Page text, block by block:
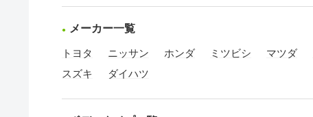
メーカー一覧
トヨタ ニッサン ホンダ ミツビシ マツダ
スズキ
ダイハツ